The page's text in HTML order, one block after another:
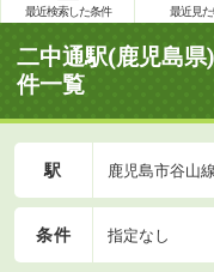
最近検索した条件 最近見
二中通駅(鹿児島
件一覧
駅 鹿児島市谷山
条件 指定なし